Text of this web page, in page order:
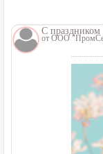
С праздником
от ООО